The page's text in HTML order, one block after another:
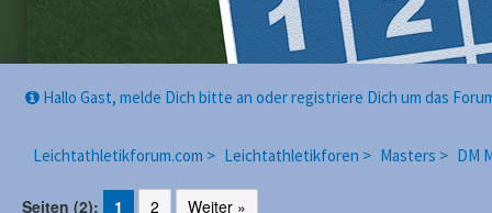
Hallo Gast, melde Dich bitte an oder registriere Dich um das
Leichtathletikforum.com > Leichtathletikforen > Masters > DM
Seiten (2): 1 2 Weiter »